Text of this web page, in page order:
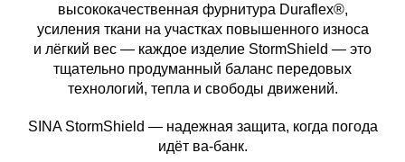
высококачественная фурнитура Duraflex®,
усиления ткани на участках повышенного износа
и лёгкий вес — каждое изделие StormShield — это
тщательно продуманный баланс передовых
технологий, тепла и свободы движений.
SINA StormShield — надежная защита, когда погода
идёт ва-банк.